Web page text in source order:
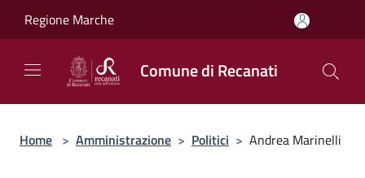
Regione Marche
Comune di Recanati
Home > Amministrazione > Politici > Andrea Marinelli